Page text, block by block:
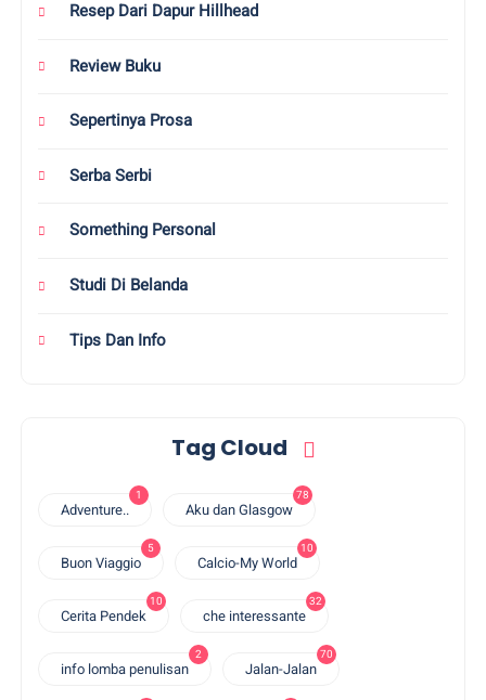
Resep Dari Dapur Hillhead
Review Buku
Sepertinya Prosa
Serba Serbi
Something Personal
Studi Di Belanda
Tips Dan Info
Tag Cloud
Adventure..
1
Aku dan Glasgow
78
Buon Viaggio
5
Calcio-My World
10
Cerita Pendek
10
che interessante
32
info lomba penulisan
2
Jalan-Jalan
70